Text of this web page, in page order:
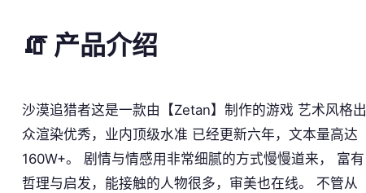
🧯 产品介绍
沙漠追猎者这是一款由【Zetan】制作的游戏 艺术风格出
众渲染优秀，业内顶级水准 已经更新六年，文本量高达
160W+。 剧情与情感用非常细腻的方式慢慢道来， 富有
哲理与启发，能接触的人物很多，审美也在线。 不管从